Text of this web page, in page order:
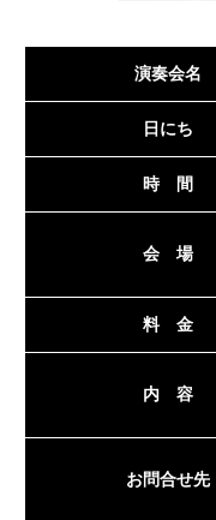
演奏会名
日にち
時 間
会 場
料 金
内 容
お問合せ先